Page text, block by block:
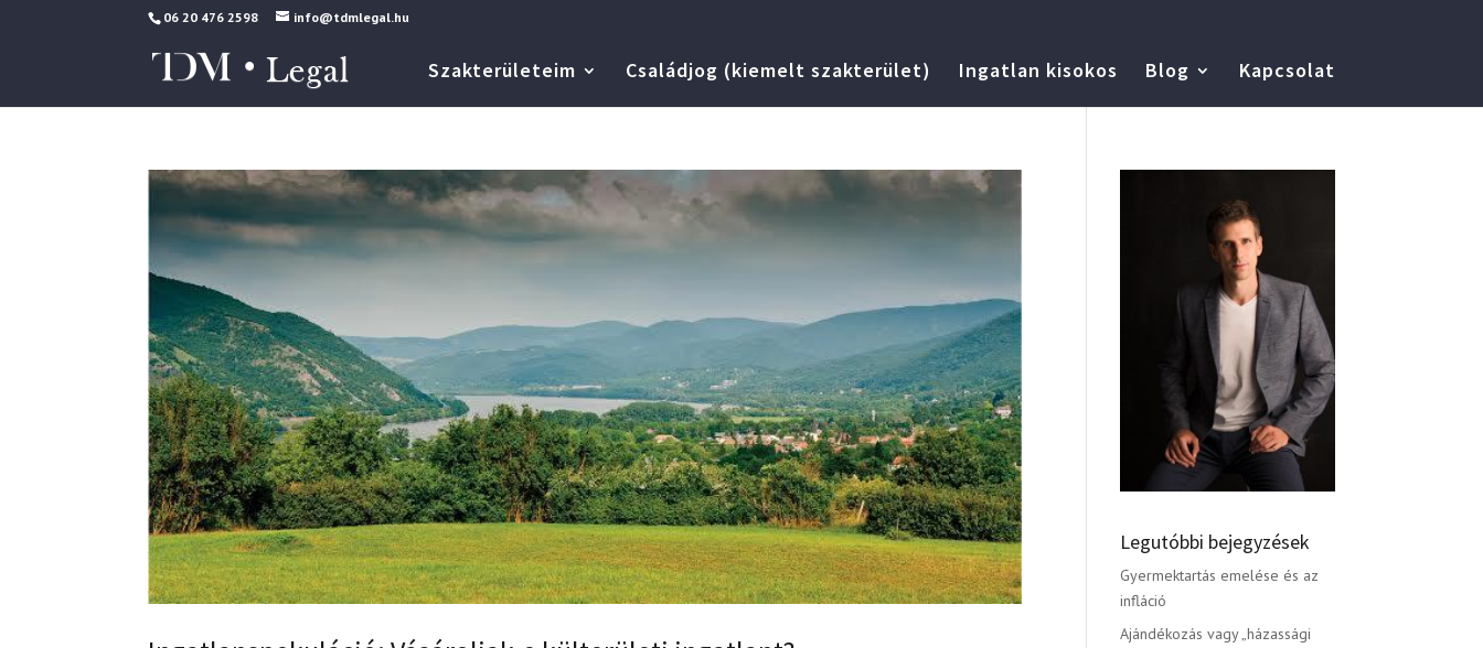
06 20 476 2598 info@tdmlegal.hu
Szakterületeim Családjog (kiemelt szakterület) Ingatlan kisokos Blog Kapcsolat
Legutóbbi bejegyzések
Gyermektartás emelése és az
infláció
Ajándékozás vagy „házassági